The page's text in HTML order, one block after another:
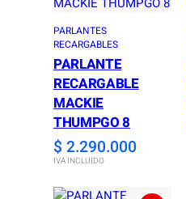
l
p
r
i
c
e
w
p
r
i
c
e
i
s
PARLANTES
RECARGABLES
PARLANTE
RECARGABLE
MACKIE
THUMPGO 8
$ 2.290.000
IVA INCLUIDO